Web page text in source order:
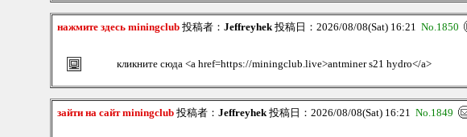
нажмите здесь miningclub投稿者： Jeffreyhek投稿日：2026/08/08(Sat) 16:21 No.1850
кликните сюда <a href=https://miningclub.live>antminer s21 hydro</a>
зайти на сайт miningclub投稿者： Jeffreyhek投稿日：2026/08/08(Sat) 16:21 No.1849